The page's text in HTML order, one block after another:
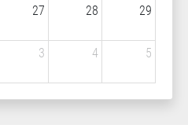
27 28 29
3 4 5